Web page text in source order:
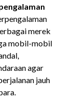
merek
mobil-mobil
agar
jauh